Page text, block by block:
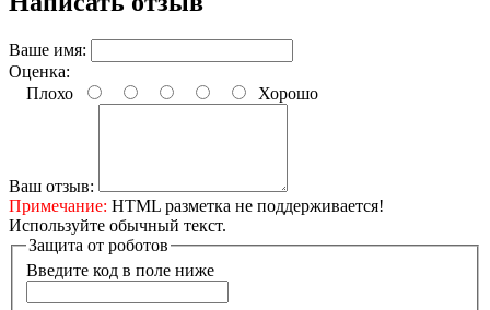
Ваше имя:
Оценка:
Плохо
Хорошо
Ваш отзыв:
Примечание: HTML разметка не поддерживается!
Используйте обычный текст.
Защита от роботов
Введите код в поле ниже